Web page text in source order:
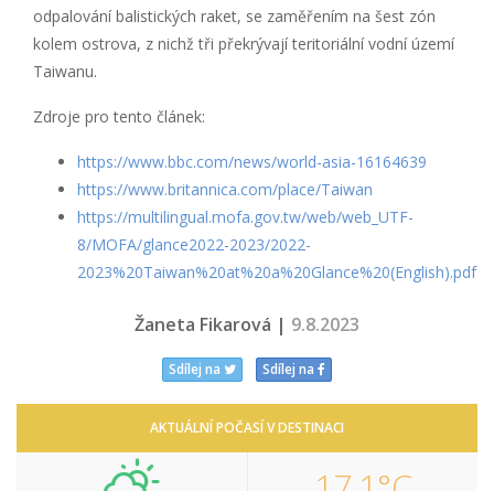
odpalování balistických raket, se zaměřením na šest zón
kolem ostrova, z nichž tři překrývají teritoriální vodní území
Taiwanu.
Zdroje pro tento článek:
https://www.bbc.com/news/world-asia-16164639
https://www.britannica.com/place/Taiwan
https://multilingual.mofa.gov.tw/web/web_UTF-
8/MOFA/glance2022-2023/2022-
2023%20Taiwan%20at%20a%20Glance%20(English).pdf
Žaneta Fikarová | 9.8.2023
Sdílej na Sdílej na
AKTUÁLNÍ POČASÍ V DESTINACI